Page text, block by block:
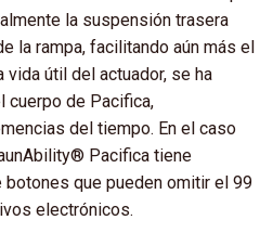
la suspensión trasera
la rampa, facilitando aún más el
vida útil del actuador, se ha
cuerpo de Pacifica,
del tiempo. En el caso
Pacifica tiene
que pueden omitir el 99
electrónicos.